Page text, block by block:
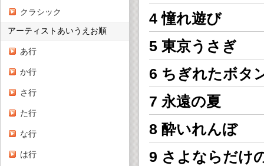
クラシック
アーティストあいうえお順
あ行
か行
さ行
た行
な行
は行
4 憧れ遊び
5 東京うさぎ
6 ちぎれたボタ
7 永遠の夏
8 酔いれんぼ
9 さよならだけ